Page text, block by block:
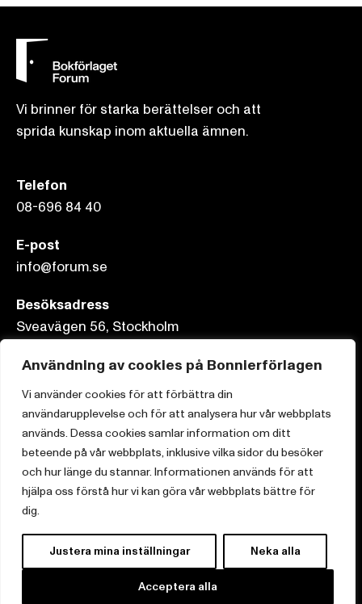
Användning av cookies på Bonnierförlagen
Vi använder cookies för att förbättra din
användarupplevelse och för att analysera hur vår webbplats
används. Dessa cookies samlar information om ditt
beteende på vår webbplats, inklusive vilka sidor du besöker
och hur länge du stannar. Informationen används för att
hjälpa oss förstå hur vi kan göra vår webbplats bättre för
dig.
Justera mina inställningar Neka alla
Acceptera alla
Vi brinner för starka berättelser och att
sprida kunskap inom aktuella ämnen.
Telefon
08-696 84 40
E-post
info@forum.se
Besöksadress
Sveavägen 56, Stockholm
Postadress
Box 3159, 103 63 Stockholm
Om Bonnierförlagen
Cookies
Integritetspolicy